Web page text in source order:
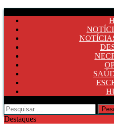
Pesquisar
por:
Destaques